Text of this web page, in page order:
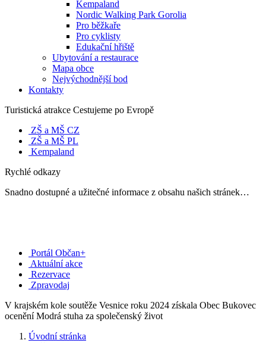
Kempaland
Nordic Walking Park Gorolia
Pro běžkaře
Pro cyklisty
Edukační hřiště
Ubytování a restaurace
Mapa obce
Nejvýchodnější bod
Kontakty
Turistická atrakce Cestujeme po Evropě
ZŠ a MŠ CZ
ZŠ a MŠ PL
Kempaland
Rychlé odkazy
Snadno dostupné a užitečné informace z obsahu našich stránek…
Portál Občan+
Aktuální akce
Rezervace
Zpravodaj
V krajském kole soutěže Vesnice roku 2024 získala Obec Bukovec
ocenění Modrá stuha za společenský život
Úvodní stránka